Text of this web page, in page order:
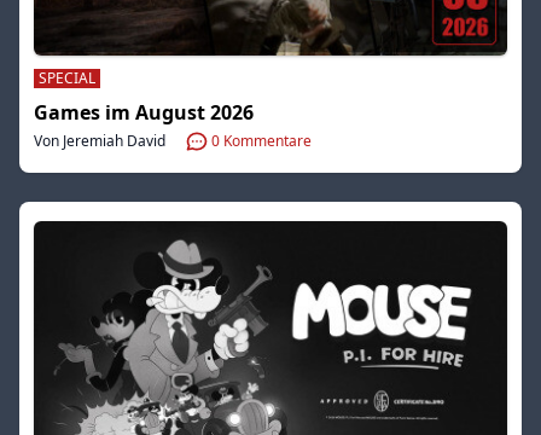
SPECIAL
Games im August 2026
Von Jeremiah David 0 Kommentare